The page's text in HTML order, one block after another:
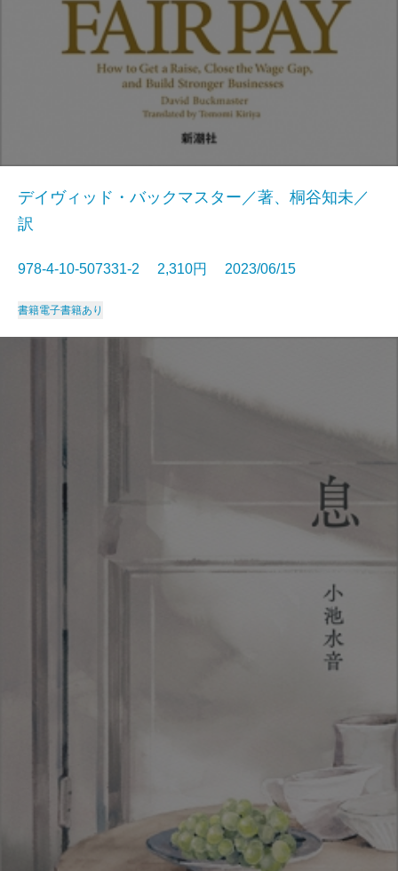
デイヴィッド・バックマスター／著、桐谷知未／
訳
978-4-10-507331-2 2,310円 2023/06/15
書籍電子書籍あり